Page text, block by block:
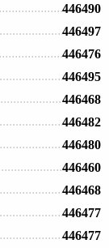
446490
446497
446476
446495
446468
446482
446480
446460
446468
446477
446477